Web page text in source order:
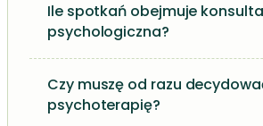
Ile spotkań obejmuje
psychologiczna?
Czy muszę od razu
psychoterapię?